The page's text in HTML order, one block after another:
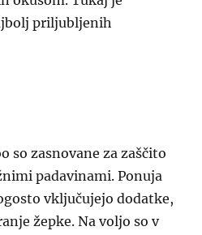
priljubljenih
so zasnovane za zaščito
padavinami. Ponuja
vključujejo dodatke,
žepke. Na voljo so v